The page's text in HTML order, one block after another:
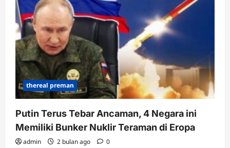
Cadangan
Rudal
Strategis
AS
Terus
Menipis
thereal preman
Putin Terus Tebar Ancaman, 4 Negara ini
Memiliki Bunker Nuklir Teraman di Eropa
admin 2 bulan ago 0